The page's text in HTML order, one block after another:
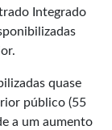
Integrado
quase
público (55
a um aumento